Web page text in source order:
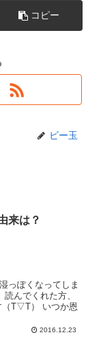
コピー
ビー玉
来は？
っぽくなってしま
んでくれた方、
（T▽T） いつか恩
2016.12.23